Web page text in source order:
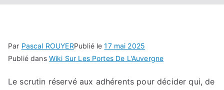
Par Pascal ROUYERPublié le17 mai 2025
Publié dans Wiki Sur Les Portes De L'Auvergne
Le scrutin réservé aux adhérents pour décider qui, de